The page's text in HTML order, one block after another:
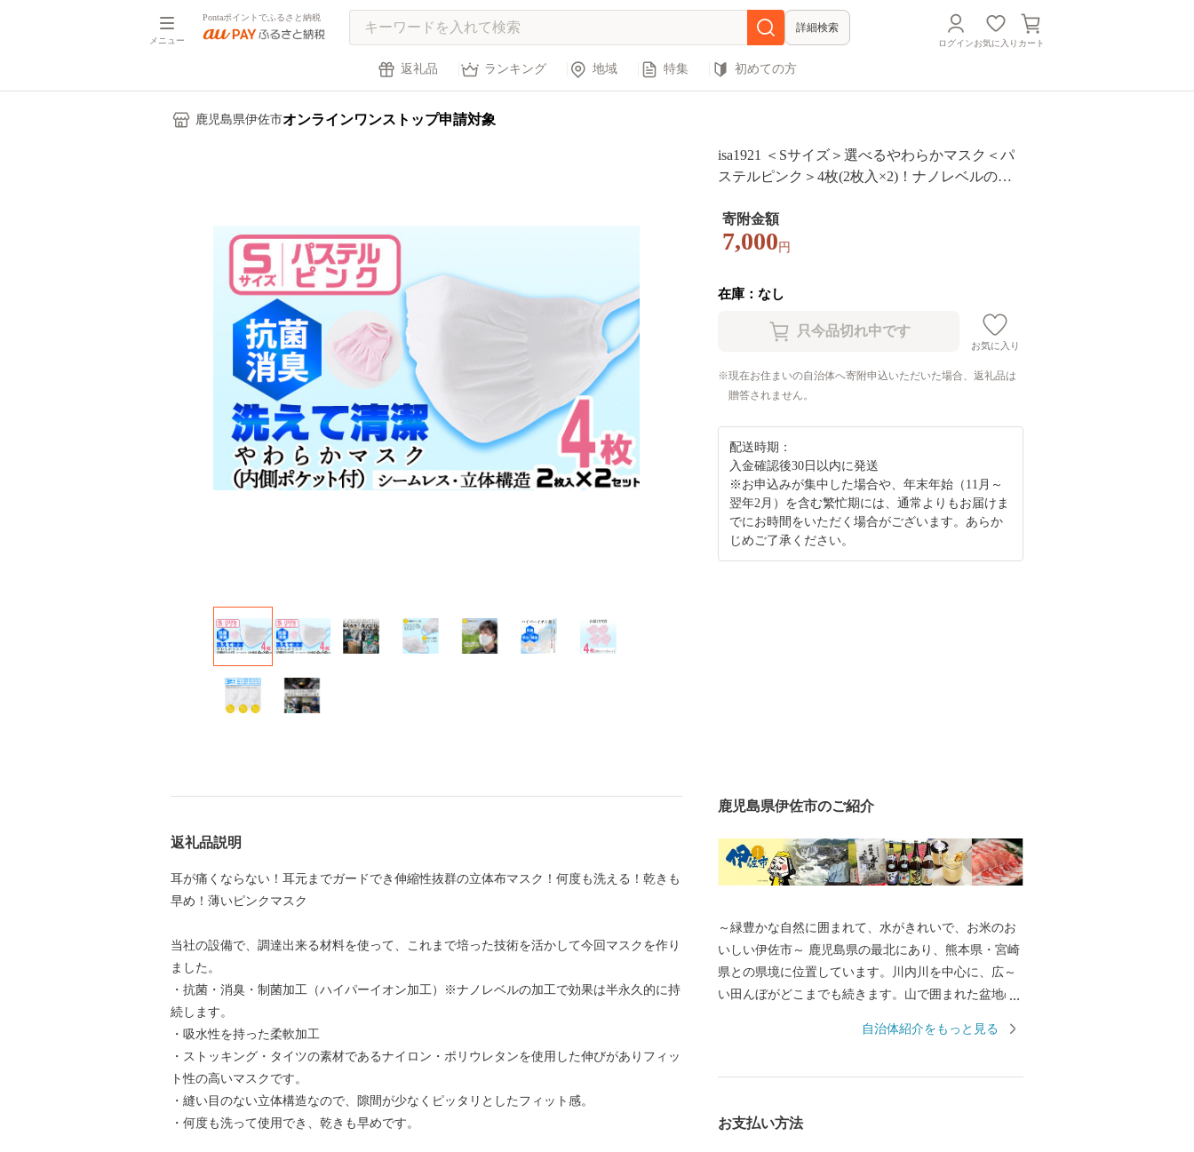
メニュー
Pontaポイントでふるさと納税
詳細検索
ログインお気に入り カート
返礼品 ランキング 地域 特集 初めての方
鹿児島県伊佐市オンラインワンストップ申請対象
isa1921 ＜Sサイズ＞選べるやわらかマスク＜パ
ステルピンク＞4枚(2枚入×2)！ナノレベルの効
製造技術を活かした縫い目の無い立体構造でぴ
ったりフィットするマスク【スカラー】
寄附金額
7,000 円
在庫：なし
お気に入り
現在お住まいの自治体へ寄附申込いただいた場合、返礼品は
贈答されません。
配送時期：
入金確認後30日以内に発送
※お申込みが集中した場合や、年末年始（11月～
翌年2月）を含む繁忙期には、通常よりもお届けま
でにお時間をいただく場合がございます。あらか
じめご了承ください。
返礼品説明
耳が痛くならない！耳元までガードでき伸縮性抜群の立体布マスク！何度も洗える！乾きも
早め！薄いピンクマスク
当社の設備で、調達出来る材料を使って、これまで培った技術を活かして今回マスクを作り
ました。
・抗菌・消臭・制菌加工（ハイパーイオン加工）※ナノレベルの加工で効果は半永久的に持
続します。
・吸水性を持った柔軟加工
・ストッキング・タイツの素材であるナイロン・ポリウレタンを使用した伸びがありフィッ
ト性の高いマスクです。
・縫い目のない立体構造なので、隙間が少なくピッタリとしたフィット感。
・何度も洗って使用でき、乾きも早めです。
鹿児島県伊佐市のご紹介
～緑豊かな自然に囲まれて、水がきれいで、お米のお
いしい伊佐市～ 鹿児島県の最北にあり、熊本県・宮崎
県との県境に位置しています。川内川を中心に、広～
い田んぼがどこまでも続きます。山で囲まれた盆地の
しく『鹿児島の北海道』と言われるほどです。 伊佐市
自治体紹介をもっと見る
お支払い方法